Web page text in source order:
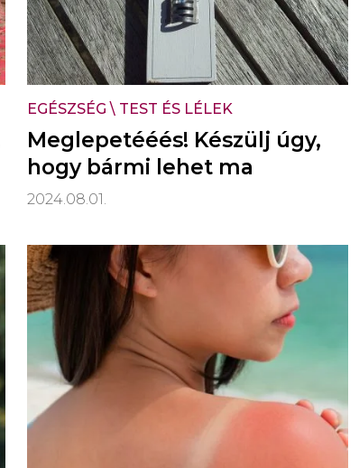
EGÉSZSÉG \ TEST ÉS LÉLEK
Meglepetééés! Készülj úgy,
hogy bármi lehet ma
2024.08.01.